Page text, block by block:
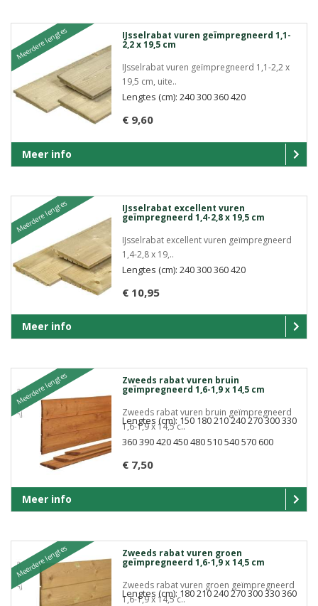
Meerdere lengtes IJsselrabat vuren geïmpregneerd 1,1-
2,2 x 19,5 cm
IJsselrabat vuren geïmpregneerd 1,1-2,2 x
19,5 cm, uite..
€ 9,60
Lengtes (cm): 240 300 360 420
Meer info
Meerdere lengtes IJsselrabat excellent vuren
geïmpregneerd 1,4-2,8 x 19,5 cm
IJsselrabat excellent vuren geïmpregneerd
1,4-2,8 x 19,..
€ 10,95
Lengtes (cm): 240 300 360 420
Meer info
Meerdere lengtes Zweeds rabat vuren bruin
geïmpregneerd 1,6-1,9 x 14,5 cm
Zweeds rabat vuren bruin geïmpregneerd
1,6-1,9 x 14,5 c..
€ 7,50
Lengtes (cm): 150 180 210 240 270 300 330
360 390 420 450 480 510 540 570 600
Meer info
Meerdere lengtes Zweeds rabat vuren groen
geïmpregneerd 1,6-1,9 x 14,5 cm
Zweeds rabat vuren groen geïmpregneerd
1,6-1,9 x 14,5 c..
Lengtes (cm): 180 210 240 270 300 330 360